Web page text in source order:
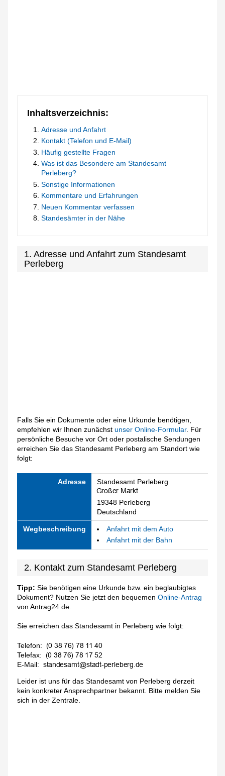
Inhaltsverzeichnis:
Adresse und Anfahrt
Kontakt (Telefon und E-Mail)
Häufig gestellte Fragen
Was ist das Besondere am Standesamt
Perleberg?
Sonstige Informationen
Kommentare und Erfahrungen
Neuen Kommentar verfassen
Standesämter in der Nähe
1. Adresse und Anfahrt zum Standesamt
Perleberg
Falls Sie ein Dokumente oder eine Urkunde benötigen,
empfehlen wir Ihnen zunächstunser Online-Formular. Für
persönliche Besuche vor Ort oder postalische Sendungen
erreichen Sie das Standesamt Perleberg am Standort wie
folgt:
Adresse Standesamt Perleberg
19348 Perleberg
Deutschland
Wegbeschreibung
Anfahrt mit dem Auto
Anfahrt mit der Bahn
2. Kontakt zum Standesamt Perleberg
Tipp: Sie benötigen eine Urkunde bzw. ein beglaubigtes
Dokument? Nutzen Sie jetzt den bequemenOnline-Antrag
von Antrag24.de.
Sie erreichen das Standesamt in Perleberg wie folgt:
Telefon:
Telefax:
E-Mail:
Leider ist uns für das Standesamt von Perleberg derzeit
kein konkreter Ansprechpartner bekannt. Bitte melden Sie
sich in der Zentrale.